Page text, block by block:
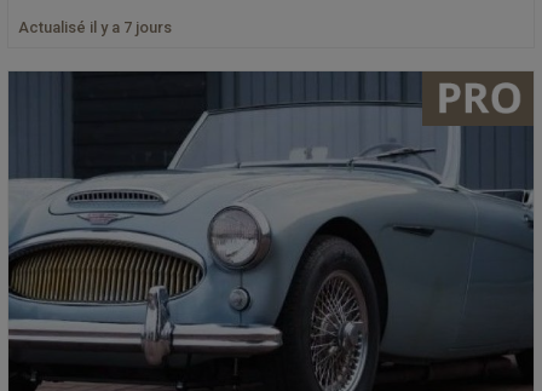
Actualisé il y a 7 jours